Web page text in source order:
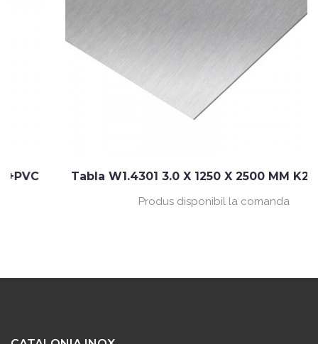
Tabla W1.4301 3.0 X 1250 X 2500 MM K240+PVC
Produs disponibil la comanda